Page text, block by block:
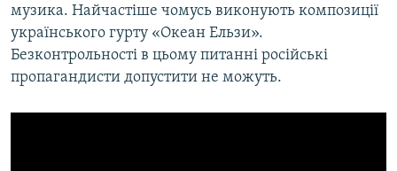
музика. Найчастіше чомусь виконують композиції
українського гурту «Океан Ельзи».
Безконтрольності в цьому питанні російські
пропагандисти допустити не можуть.